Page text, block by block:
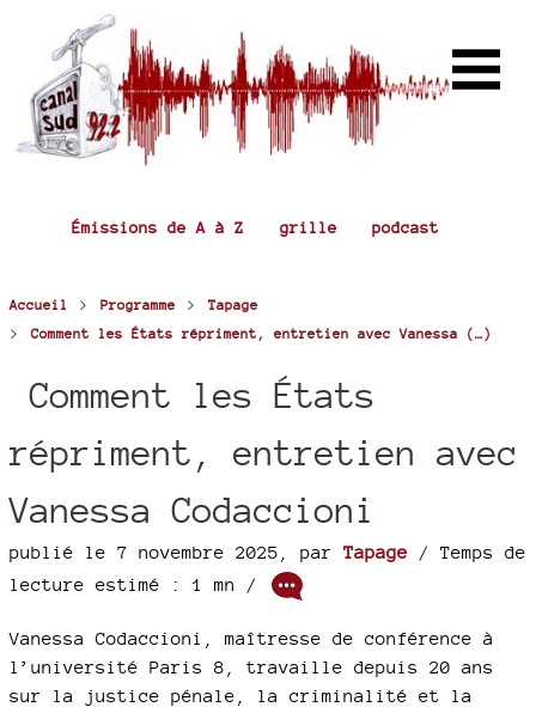
Émissions de A à Z grille podcast
Accueil > Programme > Tapage
> Comment les États répriment, entretien avec Vanessa (…)
Comment les États
répriment, entretien avec
Vanessa Codaccioni
publié le 7 novembre 2025 par Tapage / Temps de
lecture estimé : 1 mn /
Vanessa Codaccioni, maîtresse de conférence à
l’université Paris 8, travaille depuis 20 ans
sur la justice pénale, la criminalité et la